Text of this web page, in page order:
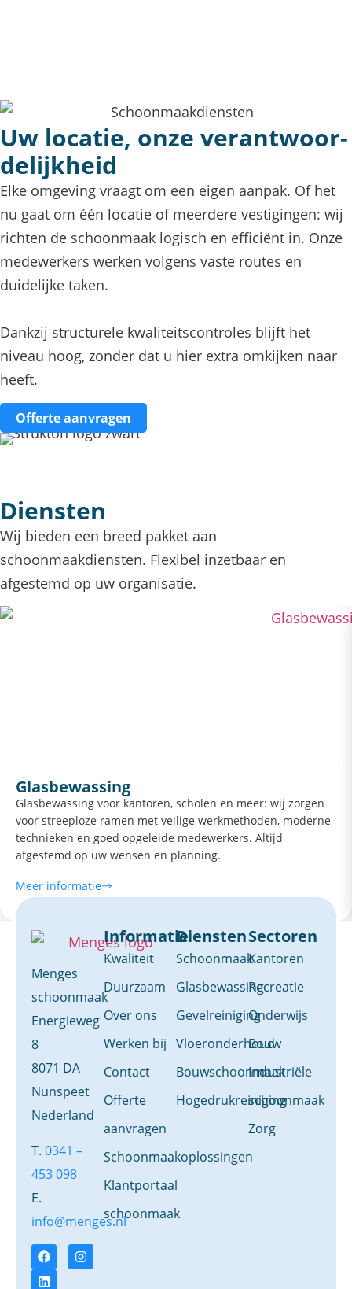
Uw locatie, onze verantwoor­
delijkheid
Elke omgeving vraagt om een eigen aanpak. Of het
nu gaat om één locatie of meerdere vestigingen: wij
richten de schoonmaak logisch en efficiënt in. Onze
medewerkers werken volgens vaste routes en
duidelijke taken.
Dankzij structurele kwaliteitscontroles blijft het
niveau hoog, zonder dat u hier extra omkijken naar
heeft.
Offerte aanvragen
Diensten
Wij bieden een breed pakket aan
schoonmaakdiensten. Flexibel inzetbaar en
afgestemd op uw organisatie.
Glasbewassing
Glasbewassing voor kantoren, scholen en meer: wij zorgen
voor streeploze ramen met veilige werkmethoden, moderne
technieken en goed opgeleide medewerkers. Altijd
afgestemd op uw wensen en planning.
Meer informatie
Menges
schoonmaak
Energieweg
8
8071 DA
Nunspeet
Nederland
T. 0341 –
453 098
E.
info@menges.nl
Informatie
Kwaliteit
Duurzaam
Over ons
Werken bij
Contact
Offerte
aanvragen
Schoonmaakoplossingen
Klantportaal
schoonmaak
Diensten
Schoonmaak
Glasbewassing
Gevelreiniging
Vloeronderhoud
Bouwschoonmaak
Hogedrukreiniging
Sectoren
Kantoren
Recreatie
Onderwijs
Bouw
Industriële
schoonmaak
Zorg